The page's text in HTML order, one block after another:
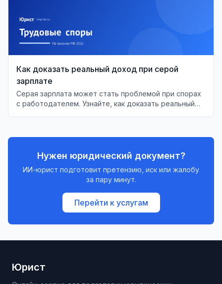
Как доказать реальный доход при серой
зарплате
Серая зарплата может стать проблемой при спорах
с работодателем. Узнайте, как доказать реальный
Нужен юридический документ?
ИИ-юрист подготовит претензию, иск или жалобу
за пару минут.
Перейти к услугам
Юрист